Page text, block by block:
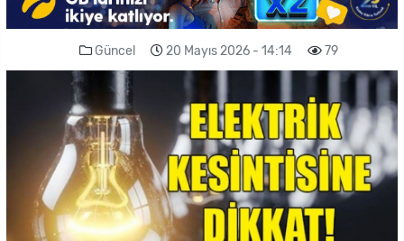
Güncel 20 Mayıs 2026 - 14:14 79